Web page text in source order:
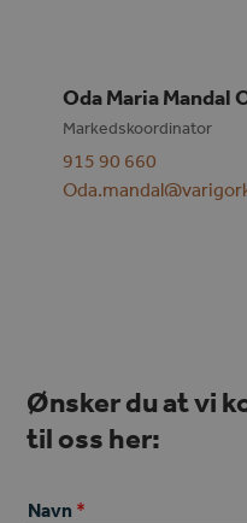
Oda Maria Mandal
Markedskoordinator
915 90 660
Ønsker du at vi
til oss her:
Navn *